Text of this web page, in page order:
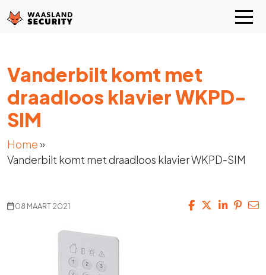
Vanderbilt komt met
draadloos klavier WKPD-
SIM
Home»
Vanderbilt komt met draadloos klavier WKPD-SIM
08 MAART 2021